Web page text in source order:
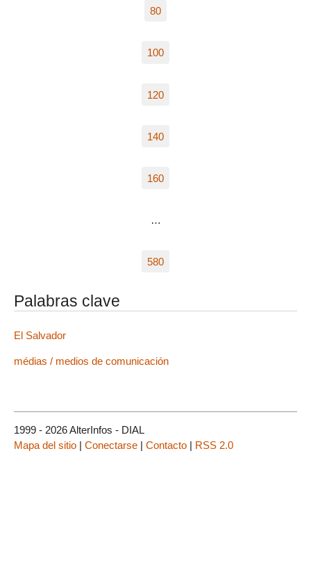
80
100
120
140
160
…
580
Palabras clave
El Salvador
médias / medios de comunicación
1999 - 2026 AlterInfos - DIAL
Mapa del sitio | Conectarse | Contacto | RSS 2.0